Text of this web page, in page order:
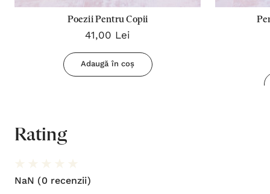
Poezii Pentru Copii
41,00 Lei
Adaugă în coș
Rating
NaN (0 recenzii)